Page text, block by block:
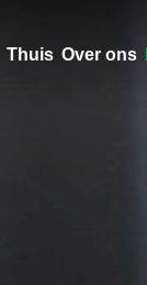
Thuis Over ons